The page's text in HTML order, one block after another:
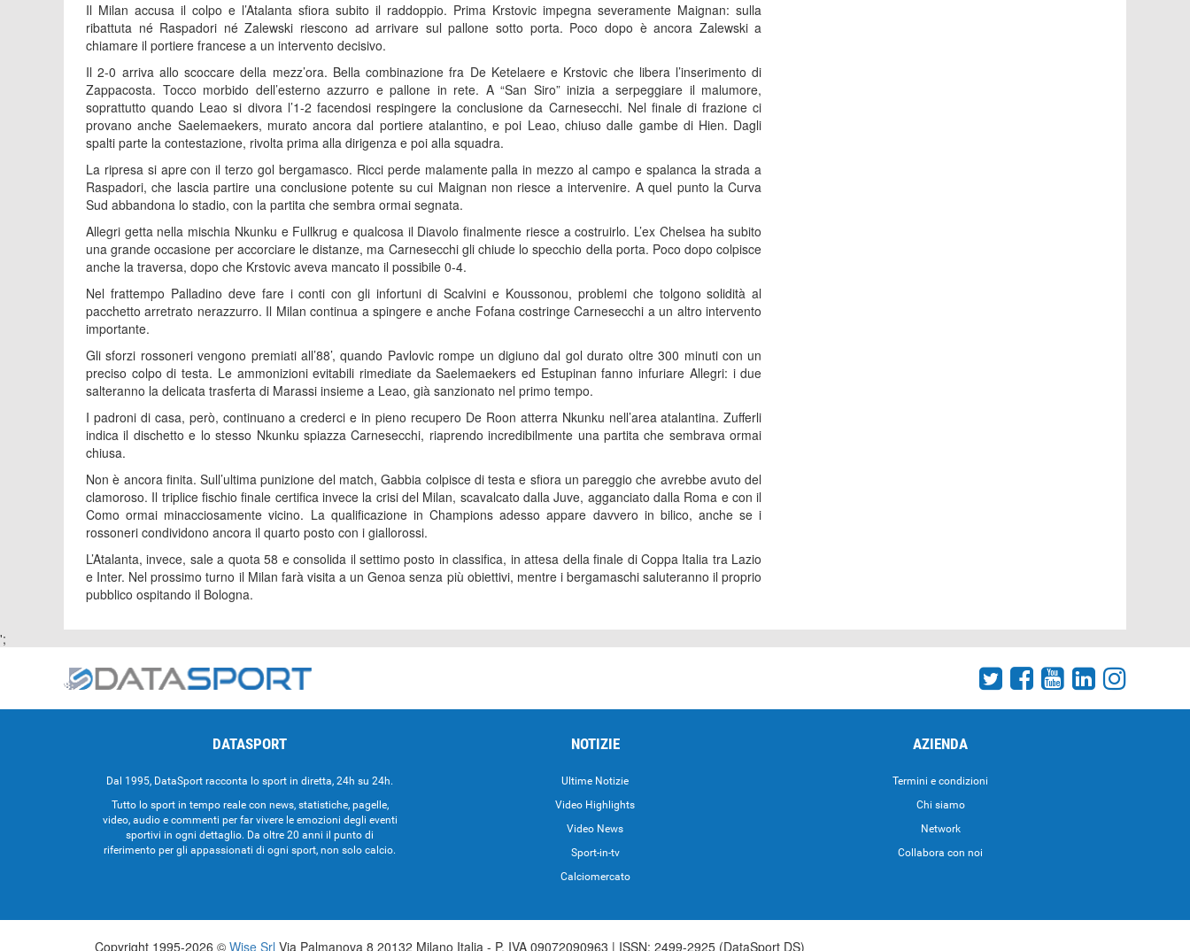
Il Milan accusa il colpo e l’Atalanta sfiora subito il raddoppio. Prima Krstovic impegna severamente Maignan: sulla
ribattuta né Raspadori né Zalewski riescono ad arrivare sul pallone sotto porta. Poco dopo è ancora Zalewski a
chiamare il portiere francese a un intervento decisivo.
Il 2-0 arriva allo scoccare della mezz’ora. Bella combinazione fra De Ketelaere e Krstovic che libera l’inserimento di
Zappacosta. Tocco morbido dell’esterno azzurro e pallone in rete. A “San Siro” inizia a serpeggiare il malumore,
soprattutto quando Leao si divora l’1-2 facendosi respingere la conclusione da Carnesecchi. Nel finale di frazione ci
provano anche Saelemaekers, murato ancora dal portiere atalantino, e poi Leao, chiuso dalle gambe di Hien. Dagli
spalti parte la contestazione, rivolta prima alla dirigenza e poi alla squadra.
La ripresa si apre con il terzo gol bergamasco. Ricci perde malamente palla in mezzo al campo e spalanca la strada a
Raspadori, che lascia partire una conclusione potente su cui Maignan non riesce a intervenire. A quel punto la Curva
Sud abbandona lo stadio, con la partita che sembra ormai segnata.
Allegri getta nella mischia Nkunku e Fullkrug e qualcosa il Diavolo finalmente riesce a costruirlo. L’ex Chelsea ha subito
una grande occasione per accorciare le distanze, ma Carnesecchi gli chiude lo specchio della porta. Poco dopo colpisce
anche la traversa, dopo che Krstovic aveva mancato il possibile 0-4.
Nel frattempo Palladino deve fare i conti con gli infortuni di Scalvini e Koussonou, problemi che tolgono solidità al
pacchetto arretrato nerazzurro. Il Milan continua a spingere e anche Fofana costringe Carnesecchi a un altro intervento
importante.
Gli sforzi rossoneri vengono premiati all’88’, quando Pavlovic rompe un digiuno dal gol durato oltre 300 minuti con un
preciso colpo di testa. Le ammonizioni evitabili rimediate da Saelemaekers ed Estupinan fanno infuriare Allegri: i due
salteranno la delicata trasferta di Marassi insieme a Leao, già sanzionato nel primo tempo.
I padroni di casa, però, continuano a crederci e in pieno recupero De Roon atterra Nkunku nell’area atalantina. Zufferli
indica il dischetto e lo stesso Nkunku spiazza Carnesecchi, riaprendo incredibilmente una partita che sembrava ormai
chiusa.
Non è ancora finita. Sull’ultima punizione del match, Gabbia colpisce di testa e sfiora un pareggio che avrebbe avuto del
clamoroso. Il triplice fischio finale certifica invece la crisi del Milan, scavalcato dalla Juve, agganciato dalla Roma e con il
Como ormai minacciosamente vicino. La qualificazione in Champions adesso appare davvero in bilico, anche se i
rossoneri condividono ancora il quarto posto con i giallorossi.
L’Atalanta, invece, sale a quota 58 e consolida il settimo posto in classifica, in attesa della finale di Coppa Italia tra Lazio
e Inter. Nel prossimo turno il Milan farà visita a un Genoa senza più obiettivi, mentre i bergamaschi saluteranno il proprio
pubblico ospitando il Bologna.
';
DATASPORT
Dal 1995, DataSport racconta lo sport in diretta, 24h su 24h.
Tutto lo sport in tempo reale con news, statistiche, pagelle,
video, audio e commenti per far vivere le emozioni degli eventi
sportivi in ogni dettaglio. Da oltre 20 anni il punto di
riferimento per gli appassionati di ogni sport, non solo calcio.
NOTIZIE
Ultime Notizie
Video Highlights
Video News
Sport-in-tv
Calciomercato
AZIENDA
Termini e condizioni
Chi siamo
Network
Collabora con noi
Copyright 1995-2026 © Wise Srl Via Palmanova 8 20132 Milano Italia - P. IVA 09072090963 | ISSN: 2499-2925 (DataSport DS)